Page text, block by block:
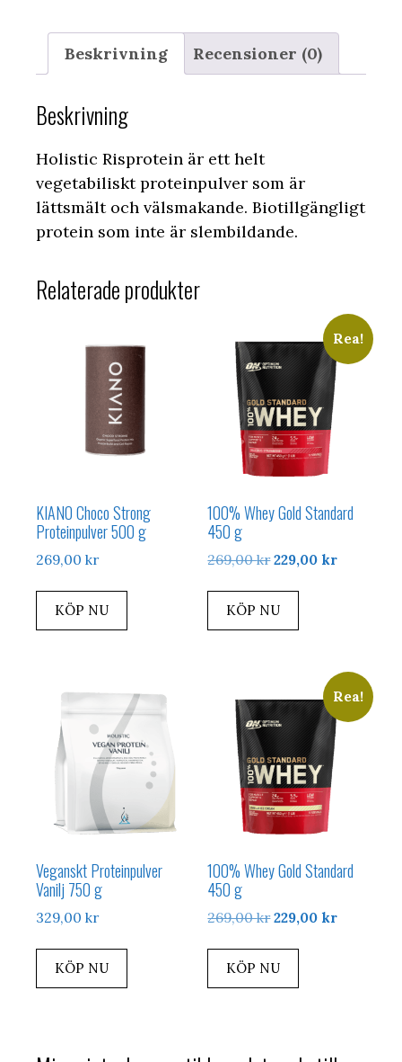
Beskrivning Recensioner (0)
Beskrivning
Holistic Risprotein är ett helt
vegetabiliskt proteinpulver som är
lättsmält och välsmakande. Biotillgängligt
protein som inte är slembildande.
Relaterade produkter
KIANO Choco Strong
Proteinpulver 500 g
269,00 kr
KÖP NU
Rea!
100% Whey Gold Standard
450 g
269,00krDet
var:
229,00 krDet
KÖP NU
Veganskt Proteinpulver
Vanilj 750 g
329,00 kr
KÖP NU
Rea!
100% Whey Gold Standard
450 g
269,00krDet
var:
229,00 krDet
KÖP NU